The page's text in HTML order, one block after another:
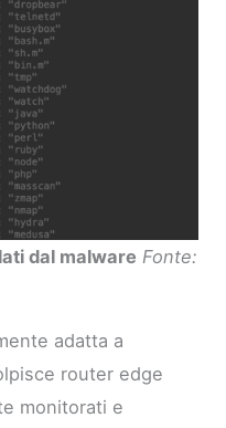
dal malware Fonte:
adatta a
router edge
monitorati e